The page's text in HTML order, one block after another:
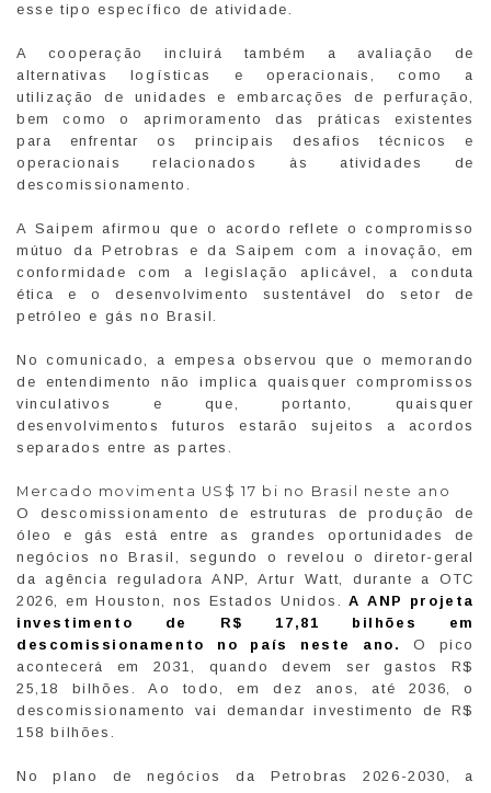
esse tipo específico de atividade.
A cooperação incluirá também a avaliação de
alternativas logísticas e operacionais, como a
utilização de unidades e embarcações de perfuração,
bem como o aprimoramento das práticas existentes
para enfrentar os principais desafios técnicos e
operacionais relacionados às atividades de
descomissionamento.
A Saipem afirmou que o acordo reflete o compromisso
mútuo da Petrobras e da Saipem com a inovação, em
conformidade com a legislação aplicável, a conduta
ética e o desenvolvimento sustentável do setor de
petróleo e gás no Brasil.
No comunicado, a empesa observou que o memorando
de entendimento não implica quaisquer compromissos
vinculativos e que, portanto, quaisquer
desenvolvimentos futuros estarão sujeitos a acordos
separados entre as partes.
Mercado movimenta US$ 17 bi no Brasil neste ano
O descomissionamento de estruturas de produção de
óleo e gás está entre as grandes oportunidades de
negócios no Brasil, segundo o revelou o diretor-geral
da agência reguladora ANP, Artur Watt, durante a OTC
2026, em Houston, nos Estados Unidos.A ANP projeta
investimento de R$ 17,81 bilhões em
descomissionamento no país neste ano. O pico
acontecerá em 2031, quando devem ser gastos R$
25,18 bilhões. Ao todo, em dez anos, até 2036, o
descomissionamento vai demandar investimento de R$
158 bilhões.
No plano de negócios da Petrobras 2026-2030, a